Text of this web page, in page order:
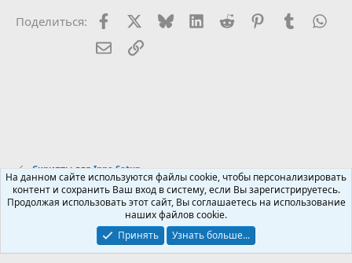
иПоделиться: FacebookX (Twitter)
BlueskyLinkedInReddit PinterestTumblr
Электронная почта
Ссылка
Скрипты для Inno Setup
Russian (RU)
Условия и правила
Политика конфиденциальности
Помощь
На данном сайте используются файлы cookie, чтобы персонализировать
контент и сохранить Ваш вход в систему, если Вы зарегистрируетесь.
Продолжая использовать этот сайт, Вы соглашаетесь на использование
наших файлов cookie.
Принять
Узнать больше...